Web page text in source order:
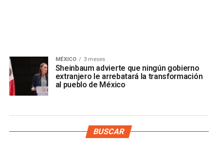
MÉXICO 3 meses
Sheinbaum advierte que ningún gobierno
extranjero le arrebatará la transformación
al pueblo de México
BUSCAR